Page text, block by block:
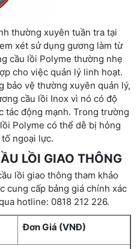
thường xuyên tuần tra tại
xét sử dụng gương làm từ
cầu lồi Polyme thường nhẹ
cho việc quản lý linh hoạt.
bảo vệ thường xuyên quản lý,
cầu lồi Inox vì nó có độ
tác động mạnh. Trong trường
Polyme có thể dễ bị hỏng
ngoại lực.
LỒI GIAO THÔNG
lồi giao thông tham khảo
cung cấp bảng giá chính xác
hotline: 0818 212 226.
Đơn Giá (VNĐ)